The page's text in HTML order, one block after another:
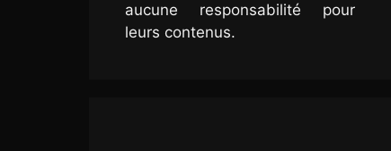
aucune responsabilité pour
leurs contenus.